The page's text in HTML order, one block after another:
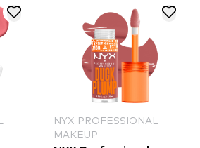
NYX PROFESSIONAL
MAKEUP